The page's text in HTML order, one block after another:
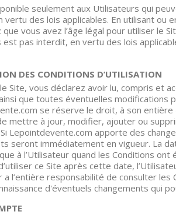
seulement aux Utilisateurs qui
vertu des lois applicables. En utilisant ou
vous avez l’âge légal pour utiliser le
est pas interdit, en vertu des lois
DES CONDITIONS D’UTILISATION
Site, vous déclarez avoir lu, compris et
que toutes éventuelles modifications
se réserve le droit, à son
mettre à jour, modifier, ajouter ou
Lepointdevente.com apporte des
seront immédiatement en vigueur. La
à l’Utilisateur quand les Conditions
ce Site après cette date,
a l’entière responsabilité de consulter
d'éventuels changements qui